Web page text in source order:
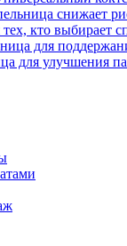
снижает
кто выбирает
для
для улучшения